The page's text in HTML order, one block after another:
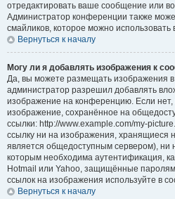
отредактировать ваше сообщение или
Администратор конференции также
смайликов, которое можно
Вернуться к началу
Могу ли я добавлять изображения к
Да, вы можете размещать изображения
администратор разрешил добавлять
изображение на конференцию. Если нет,
изображение, сохранённое на
ссылки: http://www.example.com/my-
ссылку ни на изображения, хранящиеся
является общедоступным сервером), ни
которым необходима аутентификация,
Hotmail или Yahoo, защищённые
ссылок на изображения используйте в
Вернуться к началу